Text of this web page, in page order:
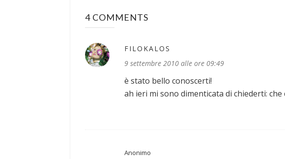
4 COMMENTS
FILOKALOS
9 settembre 2010 alle ore 09:49
è stato bello conoscerti!
ah ieri mi sono dimenticata di chiederti:
Anonimo